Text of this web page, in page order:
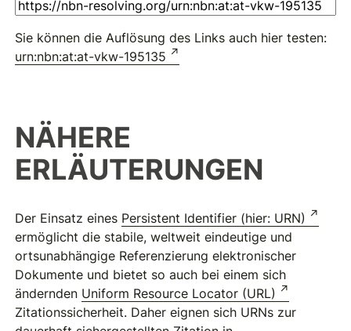
Sie können die Auflösung des Links auch hier testen:
urn:nbn:at:at-vkw-195135
NÄHERE
ERLÄUTERUNGEN
Der Einsatz eines Persistent Identifier (hier: URN)
ermöglicht die stabile, weltweit eindeutige und
ortsunabhängige Referenzierung elektronischer
Dokumente und bietet so auch bei einem sich
ändernden Uniform Resource Locator (URL)
Zitationssicherheit. Daher eignen sich URNs zur